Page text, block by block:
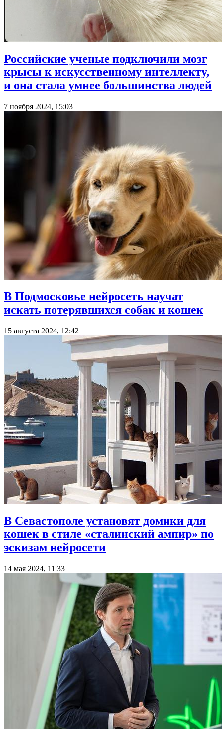
Российские ученые подключили мозг
крысы к искусственному интеллекту,
и она стала умнее большинства людей
7 ноября 2024, 15:03
В Подмосковье нейросеть научат
искать потерявшихся собак и кошек
15 августа 2024, 12:42
В Севастополе установят домики для
кошек в стиле «сталинский ампир» по
эскизам нейросети
14 мая 2024, 11:33